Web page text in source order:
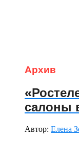
Архив
салоны
Автор: Елена